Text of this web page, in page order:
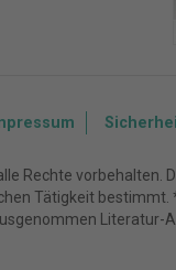
Rechte
Tätigkeit bestimmt.
Literatur-